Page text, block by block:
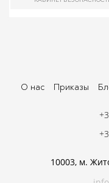
О нас Приказы
10003, м.